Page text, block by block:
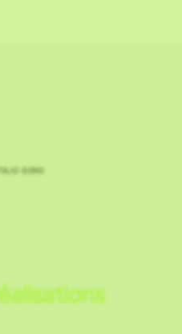
G2RD